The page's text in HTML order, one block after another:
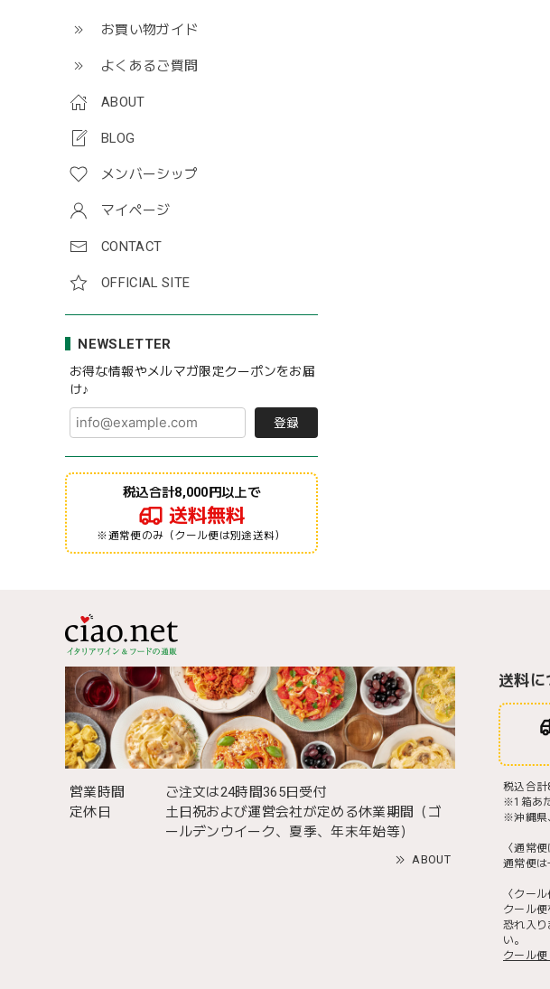
お買い物ガイド
よくあるご質問
ABOUT
BLOG
メンバーシップ
マイページ
CONTACT
OFFICIAL SITE
NEWSLETTER
お得な情報やメルマガ限定クーポンをお届
け♪
登録
税込合計8,000円以上で
送料無料
※通常便のみ（クール便は別途送料）
営業時間
ご注文は24時間365日受付
定休日
土日祝および運営会社が定める休業期間（ゴ
ールデンウイーク、夏季、年末年始等）
ABOUT
送料に
税込合計
※1箱あ
※沖縄県
〈通常
通常便は
〈クー
クール
恐れ入
い。
クール